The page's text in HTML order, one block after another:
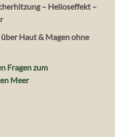
– Helioseffekt –
Haut & Magen ohne
Fragen zum
Meer
500 g Menge